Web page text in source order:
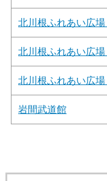
北川根ふれあい広
北川根ふれあい広
北川根ふれあい広
岩間武道館